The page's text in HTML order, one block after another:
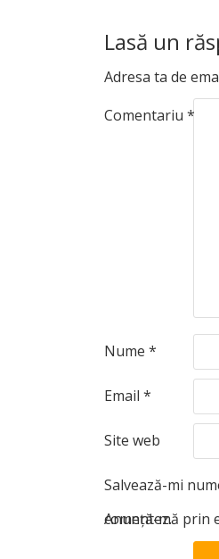
Lasă un
Adresa ta de
Comentariu *
Nume *
Email *
Site web
Salvează-mi
comentez.
Anunță-mă prin